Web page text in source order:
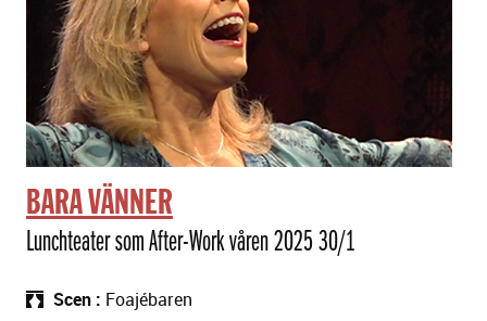
BARA VÄNNER
Lunchteater som After-Work våren 2025 30/1
Scen Foajébaren